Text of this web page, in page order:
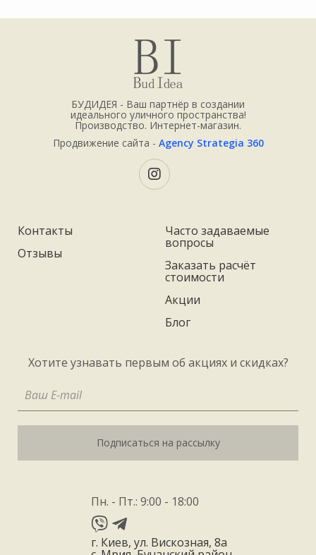
БУДИДЕЯ - Ваш партнёр в создании
идеального уличного пространства!
Производство. Интернет-магазин.
Продвижение сайта - Agency Strategia 360
Контакты
Отзывы
Часто задаваемые
вопросы
Заказать расчёт
стоимости
Акции
Блог
Хотите узнавать первым об акциях и скидках?
Подписаться на рассылку
Пн. - Пт.: 9:00 - 18:00
г. Киев, ул. Вискозная, 8а